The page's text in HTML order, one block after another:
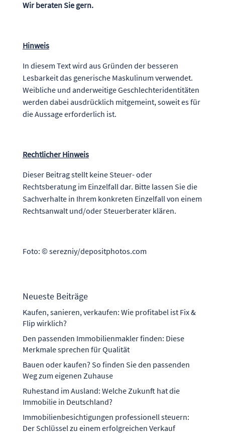
Wir beraten Sie gern.
Hinweis
In diesem Text wird aus Gründen der besseren
Lesbarkeit das generische Maskulinum verwendet.
Weibliche und anderweitige Geschlechteridentitäten
werden dabei ausdrücklich mitgemeint, soweit es für
die Aussage erforderlich ist.
Rechtlicher Hinweis
Dieser Beitrag stellt keine Steuer- oder
Rechtsberatung im Einzelfall dar. Bitte lassen Sie die
Sachverhalte in Ihrem konkreten Einzelfall von einem
Rechtsanwalt und/oder Steuerberater klären.
Foto: © serezniy/depositphotos.com
Neueste Beiträge
Kaufen, sanieren, verkaufen: Wie profitabel ist Fix &
Flip wirklich?
Den passenden Immobilienmakler finden: Diese
Merkmale sprechen für Qualität
Bauen oder kaufen? So finden Sie den passenden
Weg zum eigenen Zuhause
Ruhestand im Ausland: Welche Zukunft hat die
Immobilie in Deutschland?
Immobilienbesichtigungen professionell steuern:
Der Schlüssel zu einem erfolgreichen Verkauf